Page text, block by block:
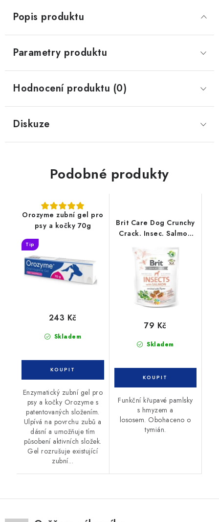
Popis produktu
Parametry produktu
Hodnocení produktu (0)
Diskuze
Podobné produkty
Orozyme zubní gel pro
psy a kočky 70g
Tip
Skladem
243 Kč
Enzymatický zubní gel pro
psy a kočky Orozyme s
patentovaných složením.
Ulpívá na povrchu zubů a
dásní a umožňuje tím
působení aktivních složek.
Gel rozrušuje existující
zubní...
Brit Care Dog Crunchy
Crack. Insec. Salmon
Skladem
79 Kč
Funkční křupavé pamlsky
s hmyzem a
lososem. Obohaceno o
tymián.